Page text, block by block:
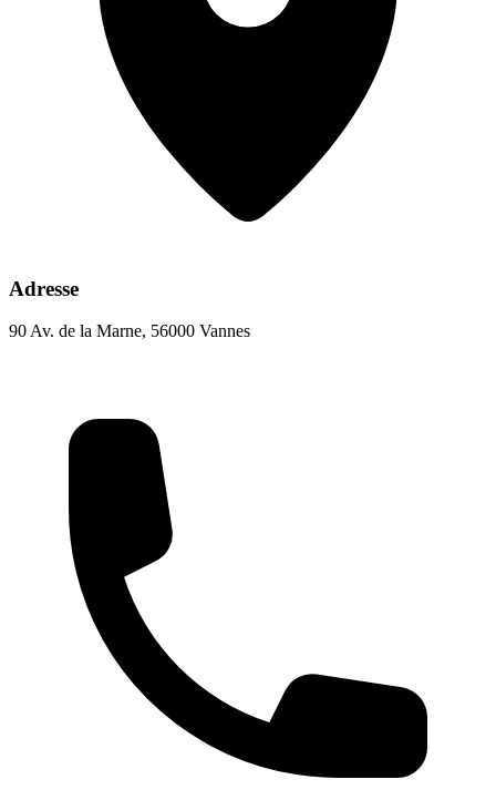
Adresse
90 Av. de la Marne, 56000 Vannes